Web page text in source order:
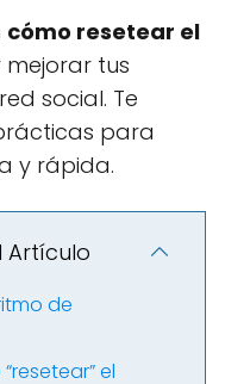
cómo resetear el
mejorar tus
social. Te
para
y rápida.
Artículo
de
el